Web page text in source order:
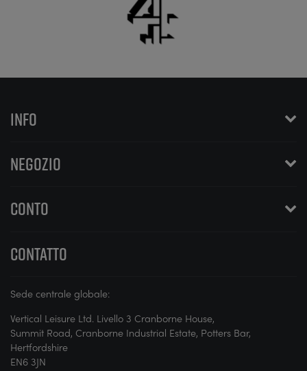
INFO
NEGOZIO
CONTO
CONTATTO
Sede centrale globale:
Vertical Leisure Ltd. Livello 3 Cranborne House,
Summit Road, Cranborne Industrial Estate, Potters Bar,
Hertfordshire
EN6 3JN